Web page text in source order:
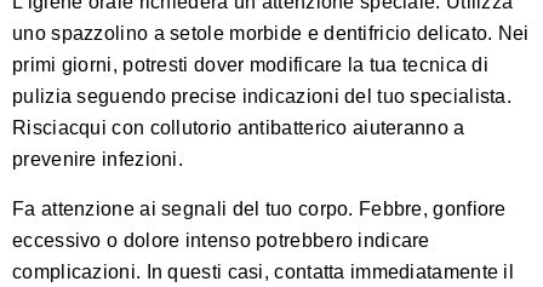
uno spazzolino a setole morbide e dentifricio delicato. Nei
primi giorni, potresti dover modificare la tua tecnica di
pulizia seguendo precise indicazioni del tuo specialista.
Risciacqui con collutorio antibatterico aiuteranno a
prevenire infezioni.
Fa attenzione ai segnali del tuo corpo. Febbre, gonfiore
eccessivo o dolore intenso potrebbero indicare
complicazioni. In questi casi, contatta immediatamente il